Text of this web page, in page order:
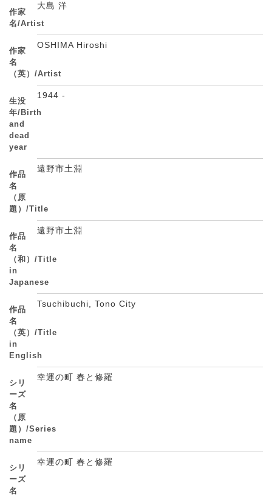
作家
名/Artist
大島 洋
作家
名
（英）/Artist
OSHIMA Hiroshi
生没
年/Birth
and
dead
year
1944 -
作品
名
（原
題）/Title
遠野市土淵
作品
名
（和）/Title
in
Japanese
遠野市土淵
作品
名
（英）/Title
in
English
Tsuchibuchi, Tono City
シリ
ーズ
名
（原
題）/Series
name
幸運の町 春と修羅
シリ
ーズ
名
幸運の町 春と修羅